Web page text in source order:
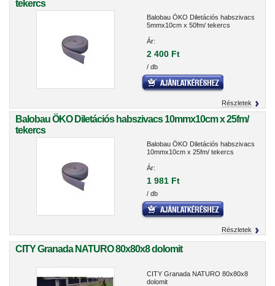
tekercs
Balobau ÖKO Diletációs habszivacs
5mmx10cm x 50fm/ tekercs
Ár:
2 400 Ft
/ db
Részletek
Balobau ÖKO Diletációs habszivacs 10mmx10cm x 25fm/
tekercs
Balobau ÖKO Diletációs habszivacs
10mmx10cm x 25fm/ tekercs
Ár:
1 981 Ft
/ db
Részletek
CITY Granada NATURO 80x80x8 dolomit
CITY Granada NATURO 80x80x8
dolomit